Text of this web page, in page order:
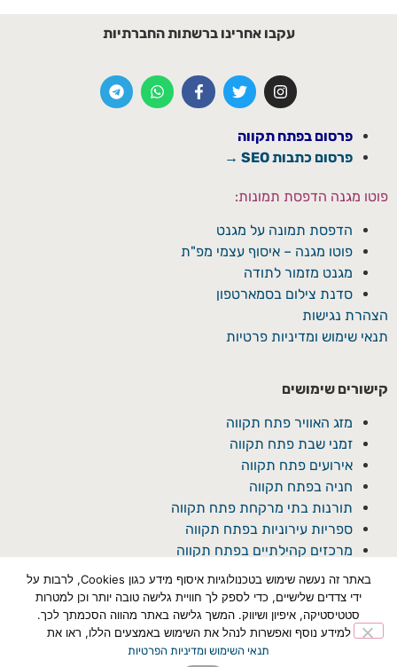
עקבו אחרינו ברשתות החברתיות
פרסום בפתח תקווה
פרסום כתבות SEO →
פוטו מגנה הדפסת תמונות:
הדפסת תמונה על מגנט
פוטו מגנה – איסוף עצמי מפ"ת
מגנט מזמור לתודה
סדנת צילום בסמארטפון
הצהרת נגישות
תנאי שימוש ומדיניות פרטיות
קישורים שימושים
מזג האוויר פתח תקווה
זמני שבת פתח תקווה
אירועים פתח תקווה
חניה בפתח תקווה
תורנות בתי מרקחת פתח תקווה
ספריות עירוניות בפתח תקווה
מרכזים קהילתיים בפתח תקווה
באתר זה נעשה שימוש בטכנולוגיות איסוף מידע כגון Cookies, לרבות על
ידי צדדים שלישיים, כדי לספק לך חוויית גלישה טובה יותר וכן למטרות
סטטיסטיקה, איפיון ושיווק. המשך גלישה באתר מהווה הסכמתך לכך.
למידע נוסף ואפשרות לנהל את השימוש באמצעים הללו, ראו את
תנאי השימוש ומדיניות הפרטיות